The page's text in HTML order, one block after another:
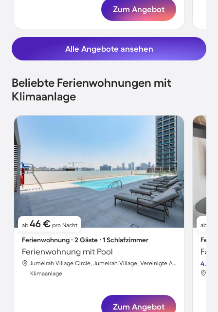
Zum Angebot
Alle Angebote ansehen
Beliebte Ferienwohnungen mit
Klimaanlage
ab 46 € pro Nacht
Ferienwohnung ∙ 2 Gäste ∙ 1 Schlafzimmer
Ferienwohnung mit Pool
Jumeirah Village Circle, Jumeirah Village, Vereinigte Arabische Emirate
Klimaanlage
Zum Angebot
ab
4.8